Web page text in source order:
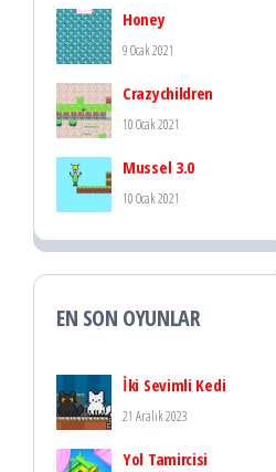
Honey
9 Ocak 2021
Crazychildren
10 Ocak 2021
Mussel 3.0
10 Ocak 2021
EN SON OYUNLAR
İki Sevimli Kedi
21 Aralık 2023
Yol Tamircisi